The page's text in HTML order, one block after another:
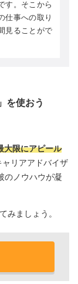
す。そこから
仕事への取り
見ることがで
を使おう
大限にアピール
ャリアアドバイザ
のノウハウが凝
みましょう。